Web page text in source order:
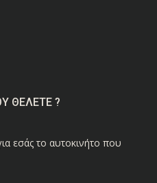
ΘΕΛΕΤΕ ?
εσάς το αυτοκινήτο που